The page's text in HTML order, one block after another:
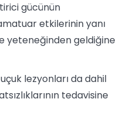
gücünün
etkilerinin yanı
yeteneğinden geldiğine
lezyonları da dahil
tedavisine